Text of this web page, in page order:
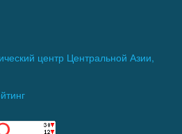
центр Центральной Азии,